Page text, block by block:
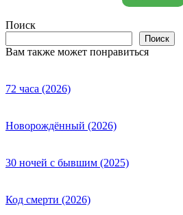
Поиск
Поиск
Вам также может понравиться
72 часа (2026)
Новорождённый (2026)
30 ночей с бывшим (2025)
Код смерти (2026)